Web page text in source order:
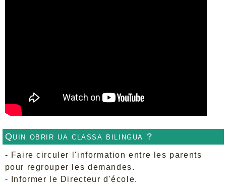
Quin obrir ua classa bilingua ?
- Faire circuler l'information entre les parents
pour regrouper les demandes.
- Informer le Directeur d'école.